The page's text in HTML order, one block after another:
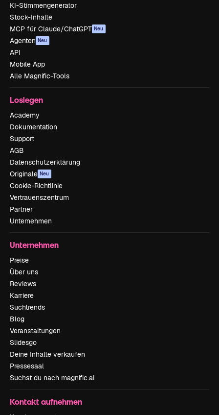
KI-Stimmengenerator
Stock-Inhalte
MCP für Claude/ChatGPT Neu
Agenten Neu
API
Mobile App
Alle Magnific-Tools
Loslegen
Academy
Dokumentation
Support
AGB
Datenschutzerklärung
Originale Neu
Cookie-Richtlinie
Vertrauenszentrum
Partner
Unternehmen
Unternehmen
Preise
Über uns
Reviews
Karriere
Suchtrends
Blog
Veranstaltungen
Slidesgo
Deine Inhalte verkaufen
Pressesaal
Suchst du nach magnific.ai
Kontakt aufnehmen